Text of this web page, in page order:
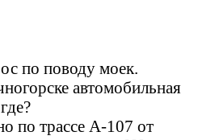
по поводу моек.
автомобильная
по трассе А-107 от